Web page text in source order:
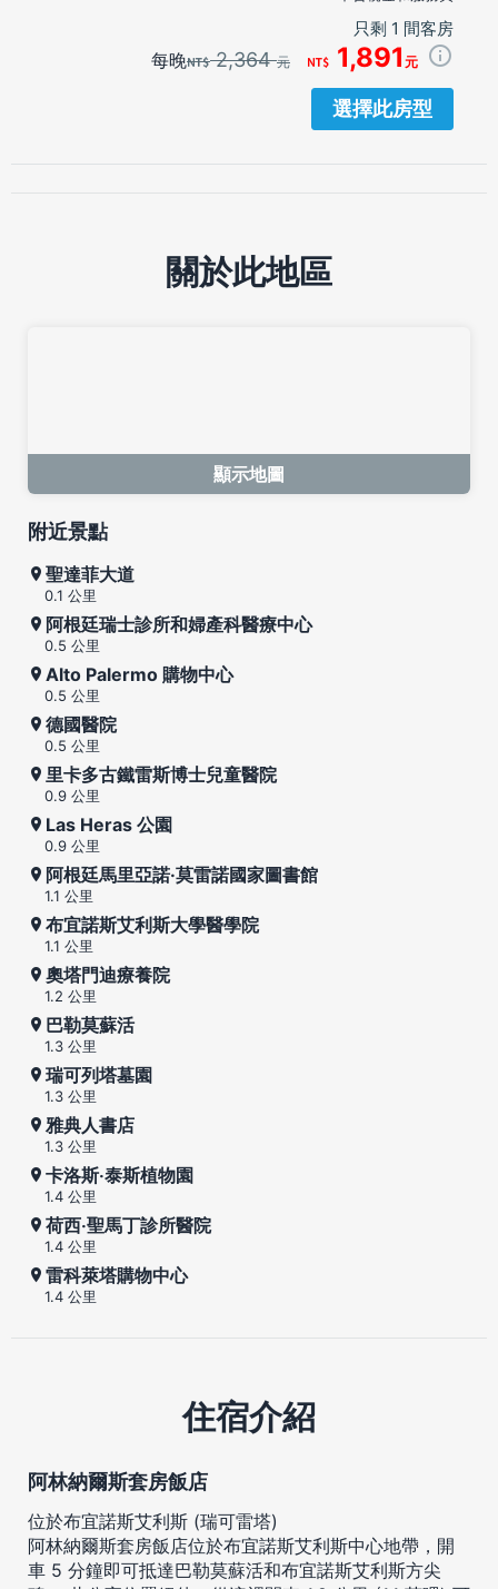
只剩 1 間客房
每晚 2,364元 1,891 元
選擇此房型
關於此地區
顯示地圖
附近景點
聖達菲大道
0.1 公里
阿根廷瑞士診所和婦產科醫療中心
0.5 公里
Alto Palermo 購物中心
0.5 公里
德國醫院
0.5 公里
里卡多古鐵雷斯博士兒童醫院
0.9 公里
Las Heras 公園
0.9 公里
阿根廷馬里亞諾·莫雷諾國家圖書館
1.1 公里
布宜諾斯艾利斯大學醫學院
1.1 公里
奧塔門迪療養院
1.2 公里
巴勒莫蘇活
1.3 公里
瑞可列塔墓園
1.3 公里
雅典人書店
1.3 公里
卡洛斯‧泰斯植物園
1.4 公里
荷西‧聖馬丁診所醫院
1.4 公里
雷科萊塔購物中心
1.4 公里
住宿介紹
阿林納爾斯套房飯店
位於布宜諾斯艾利斯 (瑞可雷塔)
阿林納爾斯套房飯店位於布宜諾斯艾利斯中心地帶，開
車 5 分鐘即可抵達巴勒莫蘇活和布宜諾斯艾利斯方尖